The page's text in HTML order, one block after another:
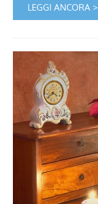
LEGGI ANCORA >